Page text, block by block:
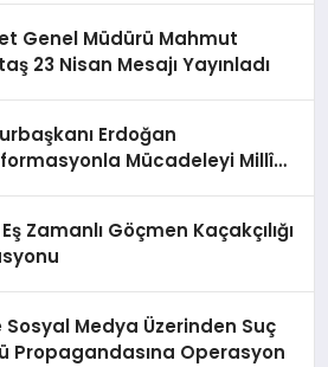
Genel Müdürü Mahmut
23 Nisan Mesajı Yayınladı
Erdoğan
Mücadeleyi Millî
Zamanlı Göçmen Kaçakçılığı
Sosyal Medya Üzerinden Suç
Propagandasına Operasyon